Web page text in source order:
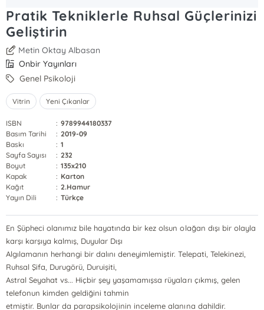
Pratik Tekniklerle Ruhsal Güçlerinizi
Geliştirin
Metin Oktay Albasan
Onbir Yayınları
Genel Psikoloji
Vitrin Yeni Çıkanlar
ISBN : 9789944180337
Basım Tarihi
: 2019-09
Baskı
: 1
Sayfa Sayısı
: 232
Boyut
: 135x210
Kapak
: Karton
Kağıt
: 2.Hamur
Yayın Dili
: Türkçe
En Şüpheci olanımız bile hayatında bir kez olsun olağan dışı bir olayla
karşı karşıya kalmış, Duyular Dışı
Algılamanın herhangi bir dalını deneyimlemiştir. Telepati, Telekinezi,
Ruhsal Şifa, Durugörü, Duruişiti,
Astral Seyahat vs... Hiçbir şey yaşamamışsa rüyaları çıkmış, gelen
telefonun kimden geldiğini tahmin
etmiştir. Bunlar da parapsikolojinin inceleme alanına dahildir.